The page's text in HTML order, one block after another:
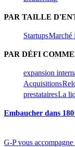
PAR TAILLE
Startups​​Marché
PAR DÉFI
expansion
Acquisitions​​
prestataires​​La
Embaucher dans
G-P vous